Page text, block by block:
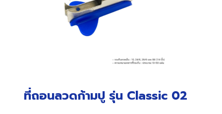
ที่ถอนลวดก้ามปู รุ่น Classic 02